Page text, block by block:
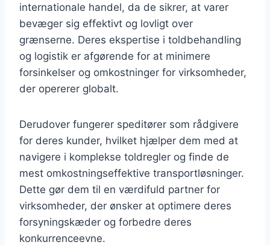
internationale handel, da de sikrer, at varer
bevæger sig effektivt og lovligt over
grænserne. Deres ekspertise i toldbehandling
og logistik er afgørende for at minimere
forsinkelser og omkostninger for virksomheder,
der opererer globalt.
Derudover fungerer speditører som rådgivere
for deres kunder, hvilket hjælper dem med at
navigere i komplekse toldregler og finde de
mest omkostningseffektive transportløsninger.
Dette gør dem til en værdifuld partner for
virksomheder, der ønsker at optimere deres
forsyningskæder og forbedre deres
konkurrenceevne.